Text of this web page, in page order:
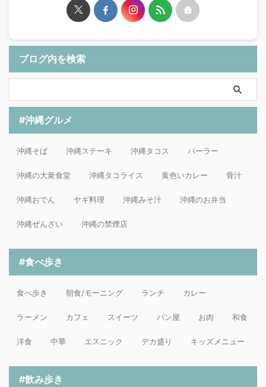
ブログ内を検索
#沖縄グルメ
沖縄そば 沖縄ステーキ 沖縄タコス パーラー
沖縄の大衆食堂 沖縄タコライス 黄色いカレー 骨汁
沖縄おでん ヤギ料理 沖縄みそ汁 沖縄のお弁当
沖縄ぜんざい 沖縄の禁煙店
#食べ歩き
食べ歩き 朝食/モーニング ランチ カレー
ラーメン カフェ スイーツ パン屋 お肉 和食
洋食 中華 エスニック デカ盛り キッズメニュー
#飲み歩き